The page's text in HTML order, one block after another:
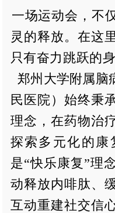
一场运动会，不
灵的释放。在这
只有奋力跳跃的
郑州大学附属脑
民医院）始终秉
理念，在药物治
探索多元化的康
是“快乐康复”理
动释放内啡肽、
互动重建社交信